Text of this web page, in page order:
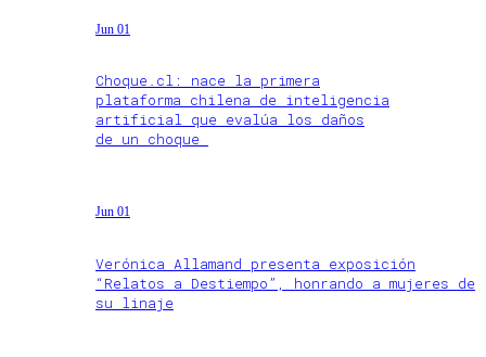
Jun 01
Choque.cl: nace la primera
plataforma chilena de inteligencia
artificial que evalúa los daños
de un choque
Jun 01
Verónica Allamand presenta exposición
“Relatos a Destiempo”, honrando a mujeres de
su linaje